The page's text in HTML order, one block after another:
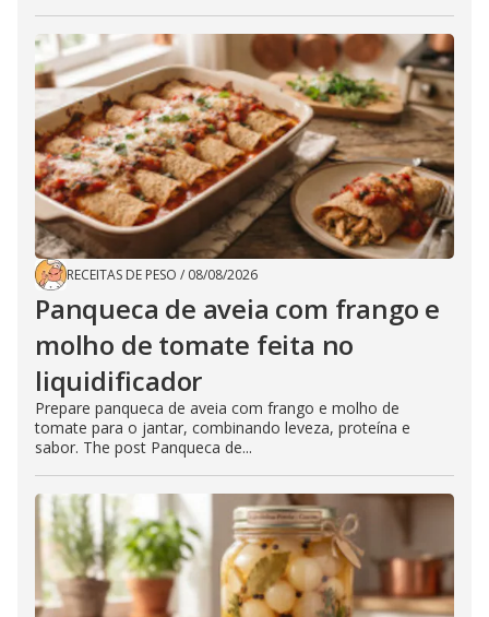
RECEITAS DE PESO / 08/08/2026
Panqueca de aveia com frango e
molho de tomate feita no
liquidificador
Prepare panqueca de aveia com frango e molho de
tomate para o jantar, combinando leveza, proteína e
sabor. The post Panqueca de...